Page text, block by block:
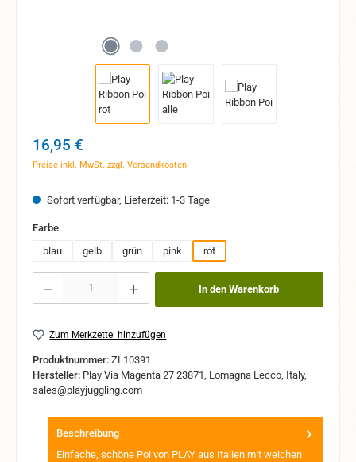
Regulärer Preis:
16,95 €
Preise inkl. MwSt. zzgl. Versandkosten
Sofort verfügbar, Lieferzeit: 1-3 Tage
Farbeauswählen
blau
gelb grün pink rot
In den Warenkorb
Zum Merkzettel hinzufügen
Produktnummer: ZL10391
Hersteller: Play Via Magenta 27 23871, Lomagna Lecco, Italy,
sales@playjuggling.com
Beschreibung
Einfache, schöne Poi von PLAY aus Italien mit weichen